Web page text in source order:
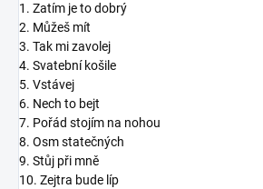
1. Zatím je to dobrý
2. Můžeš mít
3. Tak mi zavolej
4. Svatební košile
5. Vstávej
6. Nech to bejt
7. Pořád stojím na nohou
8. Osm statečných
9. Stůj při mně
10. Zejtra bude líp